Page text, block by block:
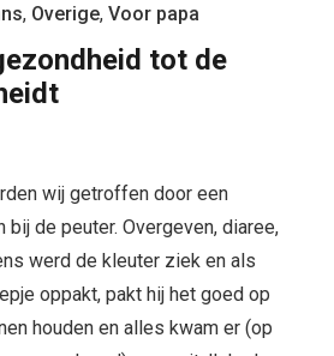
, Overige, Voor papa
tot de
wij getroffen door een
bij de peuter. Overgeven, diaree,
werd de kleuter ziek en als
oppakt, pakt hij het goed op
houden en alles kwam er (op